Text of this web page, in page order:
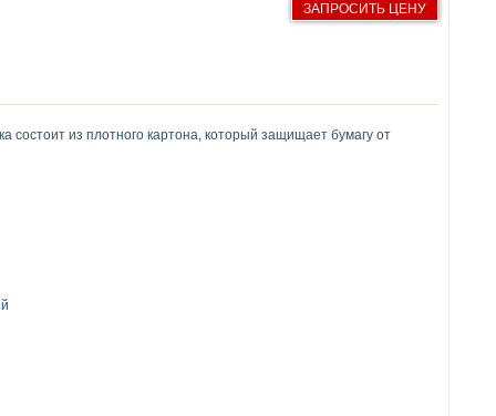
ЗАПРОСИТЬ ЦЕНУ
из плотного картона, который защищает бумагу от